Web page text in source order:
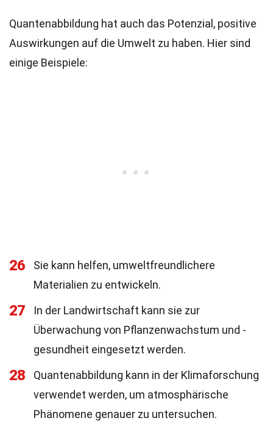
Quantenabbildung hat auch das Potenzial, positive
Auswirkungen auf die Umwelt zu haben. Hier sind
einige Beispiele:
26
Sie kann helfen, umweltfreundlichere
Materialien zu entwickeln.
27
In der Landwirtschaft kann sie zur
Überwachung von Pflanzenwachstum und -
gesundheit eingesetzt werden.
28
Quantenabbildung kann in der Klimaforschung
verwendet werden, um atmosphärische
Phänomene genauer zu untersuchen.